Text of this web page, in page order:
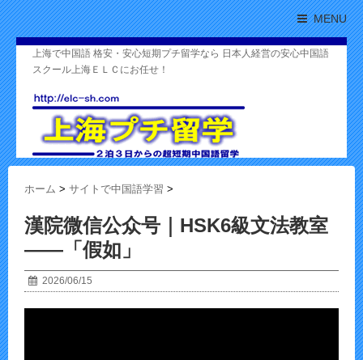
MENU
上海で中国語 格安・安心短期プチ留学なら 日本人経営の安心中国語
スクール上海ＥＬＣにお任せ！
ホーム > サイトで中国語学習 >
漢院微信公众号｜HSK6級文法教室
——「假如」
2026/06/15